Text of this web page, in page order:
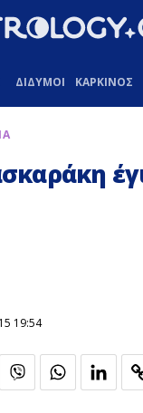
ΔΙΔΥΜΟΙ ΚΑΡΚΙΝΟΣ
19:54